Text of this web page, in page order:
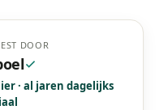
natuurgetrouwe
onderdelen.
of visuele
DOOR
· al jaren dagelijks